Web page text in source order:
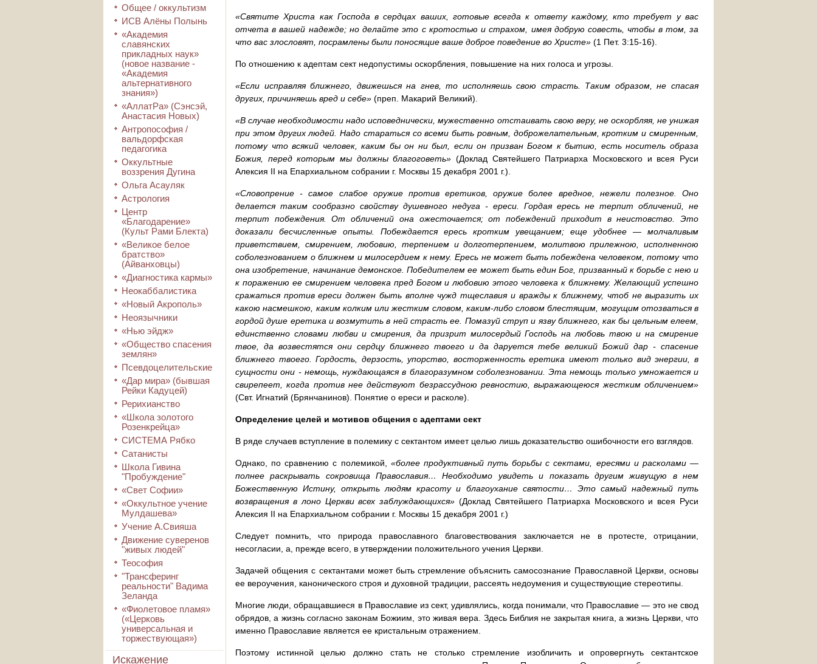
Общее / оккультизм
ИСВ Алёны Полынь
«Академия
славянских
прикладных наук»
(новое название -
«Академия
альтернативного
знания»)
«АллатРа» (Сэнсэй,
Анастасия Новых)
Антропософия /
вальдорфская
педагогика
Оккультные
воззрения Дугина
Ольга Асауляк
Астрология
Центр
«Благодарение»
(Культ Рами Блекта)
«Великое белое
братство»
(Айванховцы)
«Диагностика кармы»
Неокаббалистика
«Новый Акрополь»
Неоязычники
«Нью эйдж»
«Общество спасения
землян»
Псевдоцелительские
«Дар мира» (бывшая
Рейки Кадуцей)
Рерихианство
«Школа золотого
Розенкрейца»
СИСТЕМА Рябко
Сатанисты
Школа Гивина
"Пробуждение"
«Свет Софии»
«Оккультное учение
Мулдашева»
Учение А.Свияша
Движение суверенов
"живых людей"
Теософия
"Трансферинг
реальности" Вадима
Зеланда
«Фиолетовое пламя»
(«Церковь
универсальная и
торжествующая»)
Искажение
«Святите Христа как Господа в сердцах ваших, готовые всегда к ответу каждому, кто требует у вас
отчета в вашей надежде; но делайте это с кротостью и страхом, имея добрую совесть, чтобы в том, за
что вас злословят, посрамлены были поносящие ваше доброе поведение во Христе» (1 Пет. 3:15-16).
По отношению к адептам сект недопустимы оскорбления, повышение на них голоса и угрозы.
«Если исправляя ближнего, движешься на гнев, то исполняешь свою страсть. Таким образом, не спасая
других, причиняешь вред и себе» (преп. Макарий Великий).
«В случае необходимости надо исповеднически, мужественно отстаивать свою веру, не оскорбляя, не унижая
при этом других людей. Надо стараться со всеми быть ровным, доброжелательным, кротким и смиренным,
потому что всякий человек, каким бы он ни был, если он призван Богом к бытию, есть носитель образа
Божия, перед которым мы должны благоговеть» (Доклад Святейшего Патриарха Московского и всея Руси
Алексия II на Епархиальном собрании г. Москвы 15 декабря 2001 г.).
«Словопрение - самое слабое оружие против еретиков, оружие более вредное, нежели полезное. Оно
делается таким сообразно свойству душевного недуга - ереси. Гордая ересь не терпит обличений, не
терпит побеждения. От обличений она ожесточается; от побеждений приходит в неистовство. Это
доказали бесчисленные опыты. Побеждается ересь кротким увещанием; еще удобнее — молчаливым
приветствием, смирением, любовию, терпением и долготерпением, молитвою прилежною, исполненною
соболезнованием о ближнем и милосердием к нему. Ересь не может быть побеждена человеком, потому что
она изобретение, начинание демонское. Победителем ее может быть един Бог, призванный к борьбе с нею и
к поражению ее смирением человека пред Богом и любовию этого человека к ближнему. Желающий успешно
сражаться против ереси должен быть вполне чужд тщеславия и вражды к ближнему, чтоб не выразить их
какою насмешкою, каким колким или жестким словом, каким-либо словом блестящим, могущим отозваться в
гордой душе еретика и возмутить в ней страсть ее. Помазуй струп и язву ближнего, как бы цельным елеем,
единственно словами любви и смирения, да призрит милосердый Господь на любовь твою и на смирение
твое, да возвестятся они сердцу ближнего твоего и да даруется тебе великий Божий дар - спасение
ближнего твоего. Гордость, дерзость, упорство, восторженность еретика имеют только вид энергии, в
сущности они - немощь, нуждающаяся в благоразумном соболезновании. Эта немощь только умножается и
свирепеет, когда против нее действуют безрассудною ревностию, выражающеюся жестким обличением»
(Свт. Игнатий (Брянчанинов). Понятие о ереси и расколе).
Определение целей и мотивов общения с адептами сект
В ряде случаев вступление в полемику с сектантом имеет целью лишь доказательство ошибочности его взглядов.
Однако, по сравнению с полемикой, «более продуктивный путь борьбы с сектами, ересями и расколами —
полнее раскрывать сокровища Православия… Необходимо увидеть и показать другим живущую в нем
Божественную Истину, открыть людям красоту и благоухание святости… Это самый надежный путь
возвращения в лоно Церкви всех заблуждающихся» (Доклад Святейшего Патриарха Московского и всея Руси
Алексия II на Епархиальном собрании г. Москвы 15 декабря 2001 г.)
Следует помнить, что природа православного благовествования заключается не в протесте, отрицании,
несогласии, а, прежде всего, в утверждении положительного учения Церкви.
Задачей общения с сектантами может быть стремление объяснить самосознание Православной Церкви, основы
ее вероучения, канонического строя и духовной традиции, рассеять недоумения и существующие стереотипы.
Многие люди, обращавшиеся в Православие из сект, удивлялись, когда понимали, что Православие — это не свод
обрядов, а жизнь согласно законам Божиим, это живая вера. Здесь Библия не закрытая книга, а жизнь Церкви, что
именно Православие является ее кристальным отражением.
Поэтому истинной целью должно стать не столько стремление изобличить и опровергнуть сектантское